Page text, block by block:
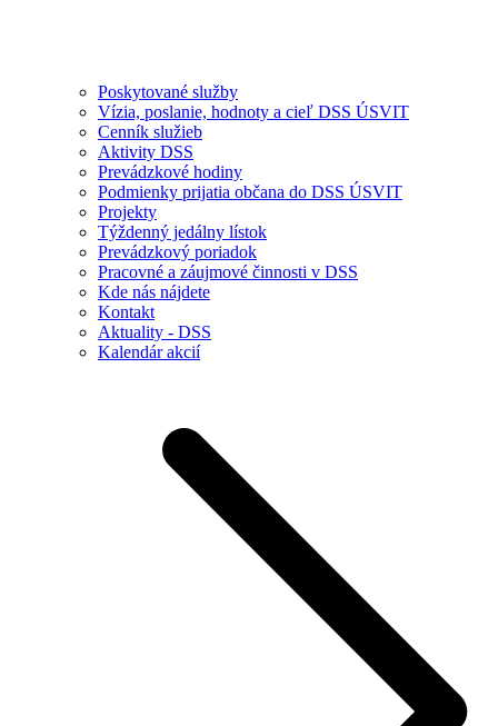
Poskytované služby
Vízia, poslanie, hodnoty a cieľ DSS ÚSVIT
Cenník služieb
Aktivity DSS
Prevádzkové hodiny
Podmienky prijatia občana do DSS ÚSVIT
Projekty
Týždenný jedálny lístok
Prevádzkový poriadok
Pracovné a záujmové činnosti v DSS
Kde nás nájdete
Kontakt
Aktuality - DSS
Kalendár akcií